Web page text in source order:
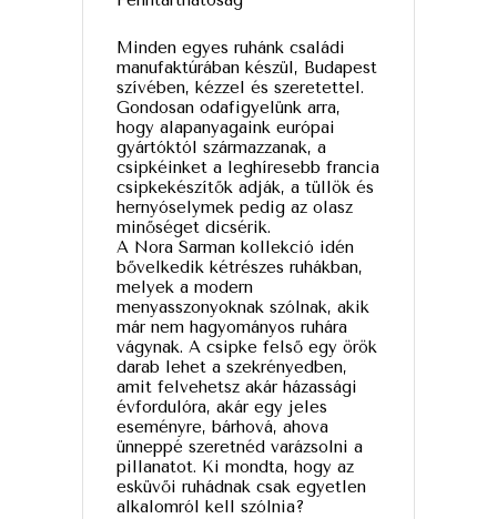
Minden egyes ruhánk családi
manufaktúrában készül, Budapest
szívében, kézzel és szeretettel.
Gondosan odafigyelünk arra,
hogy alapanyagaink európai
gyártóktól származzanak, a
csipkéinket a leghíresebb francia
csipkekészítők adják, a tüllök és
hernyóselymek pedig az olasz
minőséget dicsérik.
A Nora Sarman kollekció idén
bővelkedik kétrészes ruhákban,
melyek a modern
menyasszonyoknak szólnak, akik
már nem hagyományos ruhára
vágynak. A csipke felső egy örök
darab lehet a szekrényedben,
amit felvehetsz akár házassági
évfordulóra, akár egy jeles
eseményre, bárhová, ahova
ünneppé szeretnéd varázsolni a
pillanatot. Ki mondta, hogy az
esküvői ruhádnak csak egyetlen
alkalomról kell szólnia?